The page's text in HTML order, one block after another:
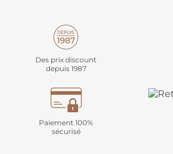
Des prix discount
depuis 1987
Paiement 100%
sécurisé